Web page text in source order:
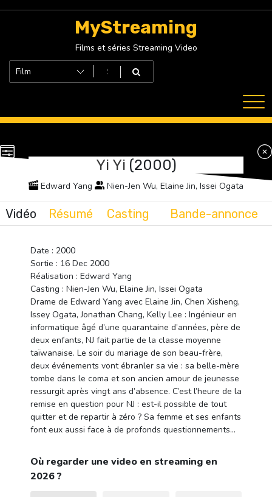
MyStreaming
Films et séries Streaming Video
Yi Yi (2000)
Edward Yang Nien-Jen Wu, Elaine Jin, Issei Ogata
Vidéo Résumé Casting Bande-annonce
Date : 2000
Sortie : 16 Dec 2000
Réalisation : Edward Yang
Casting : Nien-Jen Wu, Elaine Jin, Issei Ogata
Drame de Edward Yang avec Elaine Jin, Chen Xisheng,
Issey Ogata, Jonathan Chang, Kelly Lee : Ingénieur en
informatique âgé d’une quarantaine d’années, père de
deux enfants, NJ fait partie de la classe moyenne
taïwanaise. Le soir du mariage de son beau-frère,
deux événements vont ébranler sa vie : sa belle-mère
tombe dans le coma et son ancien amour de jeunesse
ressurgit après vingt ans d’absence. C’est l’heure de la
remise en question pour NJ : est-il possible de tout
quitter et de repartir à zéro ? Sa femme et ses enfants
font eux aussi face à de profonds questionnements…
Où regarder une video en streaming en
2026 ?